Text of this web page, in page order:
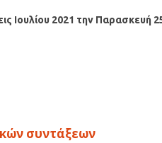
Ιουλίου 2021 την Παρασκευή
συντάξεων